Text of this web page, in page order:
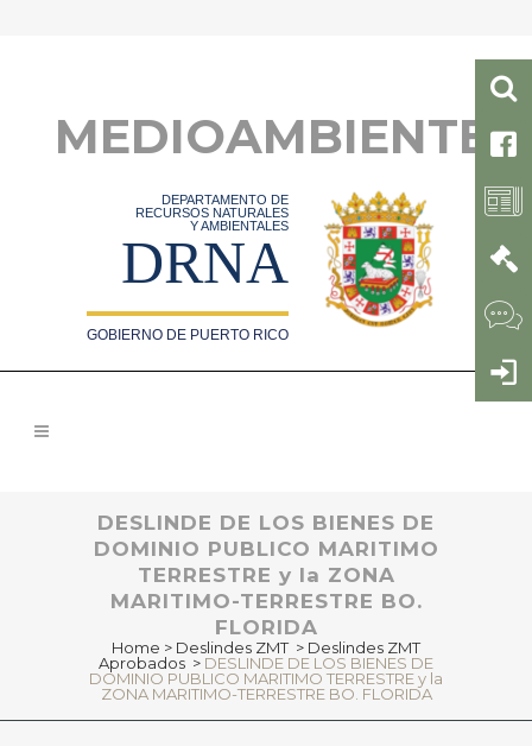
MEDIOAMBIENTE
DEPARTAMENTO DE
RECURSOS NATURALES
Y AMBIENTALES
DRNA
GOBIERNO DE PUERTO RICO
DESLINDE DE LOS BIENES DE
DOMINIO PUBLICO MARITIMO
TERRESTRE y la ZONA
MARITIMO-TERRESTRE BO.
FLORIDA
Home > Deslindes ZMT > Deslindes ZMT
Aprobados > DESLINDE DE LOS BIENES DE
DOMINIO PUBLICO MARITIMO TERRESTRE y la
ZONA MARITIMO-TERRESTRE BO. FLORIDA